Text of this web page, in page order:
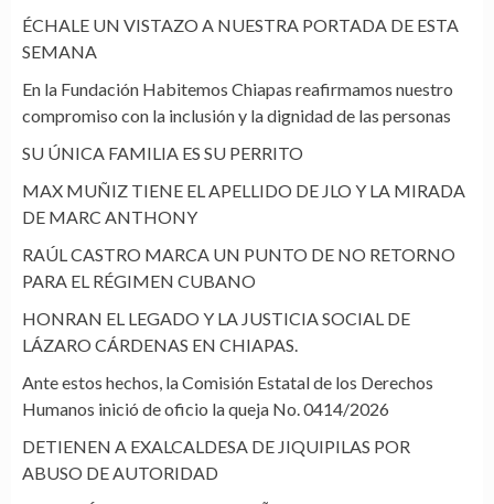
ÉCHALE UN VISTAZO A NUESTRA PORTADA DE ESTA
SEMANA
En la Fundación Habitemos Chiapas reafirmamos nuestro
compromiso con la inclusión y la dignidad de las personas
SU ÚNICA FAMILIA ES SU PERRITO
MAX MUÑIZ TIENE EL APELLIDO DE JLO Y LA MIRADA
DE MARC ANTHONY
RAÚL CASTRO MARCA UN PUNTO DE NO RETORNO
PARA EL RÉGIMEN CUBANO
HONRAN EL LEGADO Y LA JUSTICIA SOCIAL DE
LÁZARO CÁRDENAS EN CHIAPAS.
Ante estos hechos, la Comisión Estatal de los Derechos
Humanos inició de oficio la queja No. 0414/2026
DETIENEN A EXALCALDESA DE JIQUIPILAS POR
ABUSO DE AUTORIDAD